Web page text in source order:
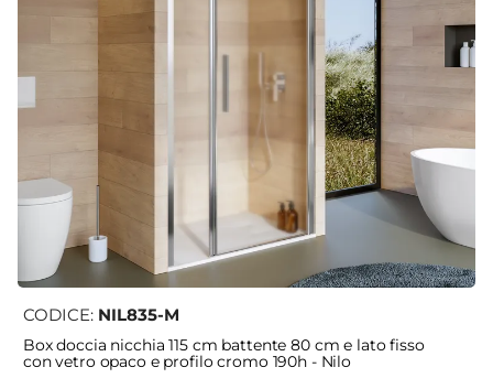
CODICE: NIL835-M
Box doccia nicchia 115 cm battente 80 cm e lato fisso
con vetro opaco e profilo cromo 190h - Nilo